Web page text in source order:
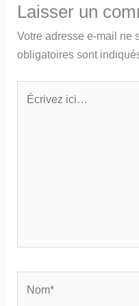
Laisser un
Votre adresse e-mail ne
obligatoires sont